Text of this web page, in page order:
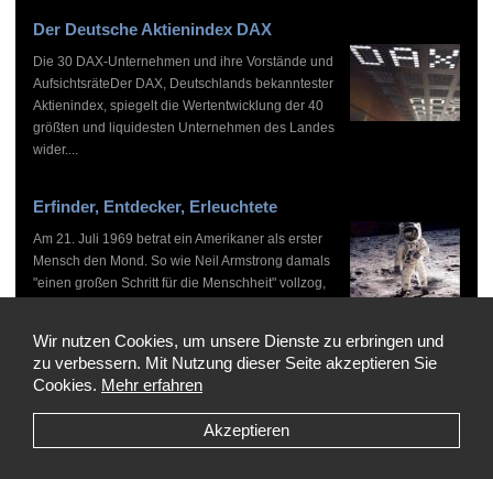
Der Deutsche Aktienindex DAX
Die 30 DAX-Unternehmen und ihre Vorstände und
AufsichtsräteDer DAX, Deutschlands bekanntester
Aktienindex, spiegelt die Wertentwicklung der 40
größten und liquidesten Unternehmen des Landes
wider....
Erfinder, Entdecker, Erleuchtete
Am 21. Juli 1969 betrat ein Amerikaner als erster
Mensch den Mond. So wie Neil Armstrong damals
"einen großen Schritt für die Menschheit" vollzog,
Copyright © 1999-2026 by WHO'S WHO, Alle Rechte vorbehalten
Wir nutzen Cookies, um unsere Dienste zu erbringen und
zu verbessern. Mit Nutzung dieser Seite akzeptieren Sie
Cookies. Mehr erfahren
Akzeptieren